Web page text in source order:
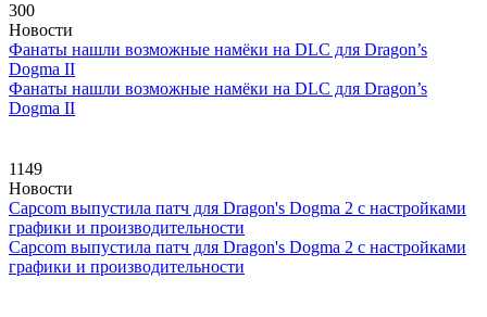
300
Новости
Фанаты нашли возможные намёки на DLC для Dragon’s
Dogma II
Фанаты нашли возможные намёки на DLC для Dragon’s
Dogma II
1149
Новости
Capcom выпустила патч для Dragon's Dogma 2 с настройками
графики и производительности
Capcom выпустила патч для Dragon's Dogma 2 с настройками
графики и производительности